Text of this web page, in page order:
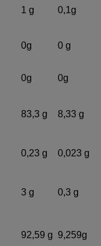
1 g 0,1g
0g 0 g
0g 0g
83,3 g 8,33 g
0,23 g 0,023 g
3 g 0,3 g
92,59 g 9,259g